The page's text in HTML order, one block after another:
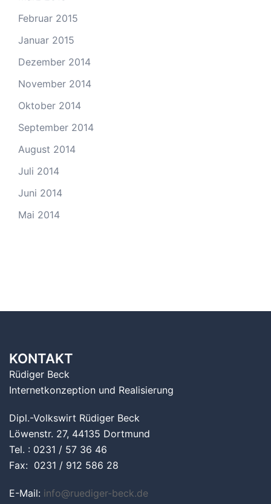
Februar 2015
Januar 2015
Dezember 2014
November 2014
Oktober 2014
September 2014
August 2014
Juli 2014
Juni 2014
Mai 2014
KONTAKT
Rüdiger Beck
Internetkonzeption und Realisierung
Dipl.-Volkswirt Rüdiger Beck
Löwenstr. 27, 44135 Dortmund
Tel. : 0231 / 57 36 46
Fax: 0231 / 912 586 28
E-Mail: info@ruediger-beck.de